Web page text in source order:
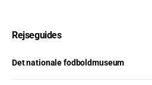
Rejseguides
Det nationale fodboldmuseum